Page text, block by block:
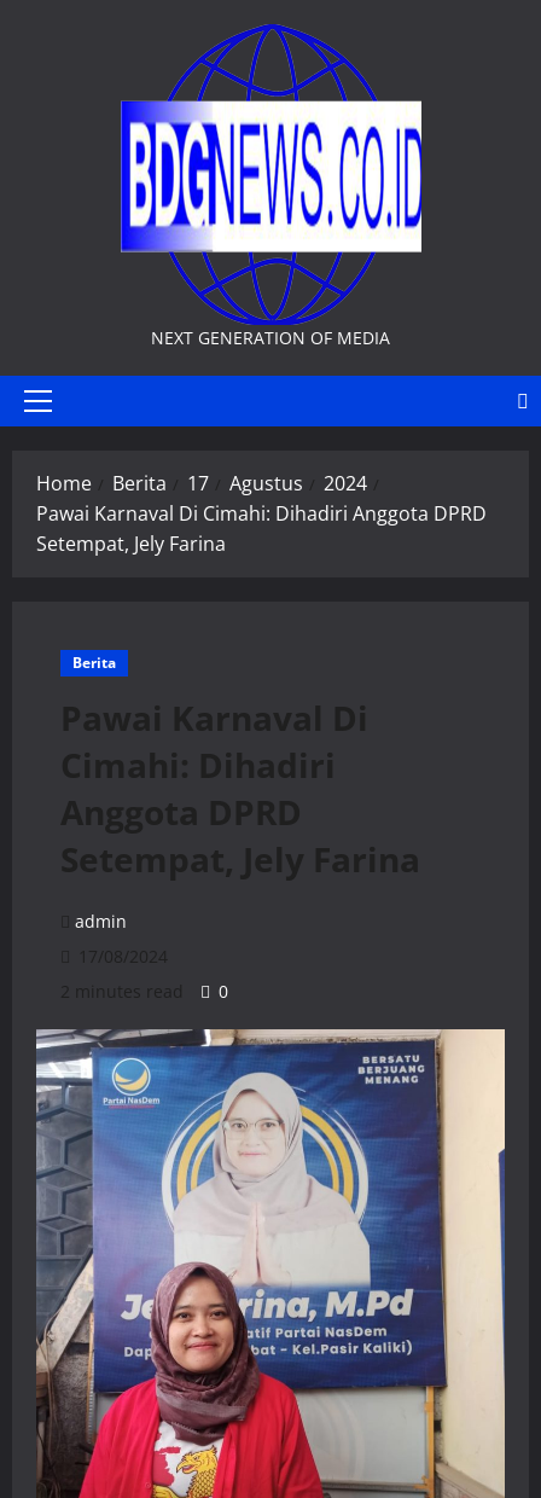
NEXT GENERATION OF MEDIA
Primary
Home Berita 17 Agustus
2024
Pawai Karnaval Di Cimahi: Dihadiri Anggota DPRD
Setempat, Jely Farina
Berita
Pawai Karnaval Di
Cimahi: Dihadiri
Anggota DPRD
Setempat, Jely Farina
admin
17/08/2024
2 minutes read
0